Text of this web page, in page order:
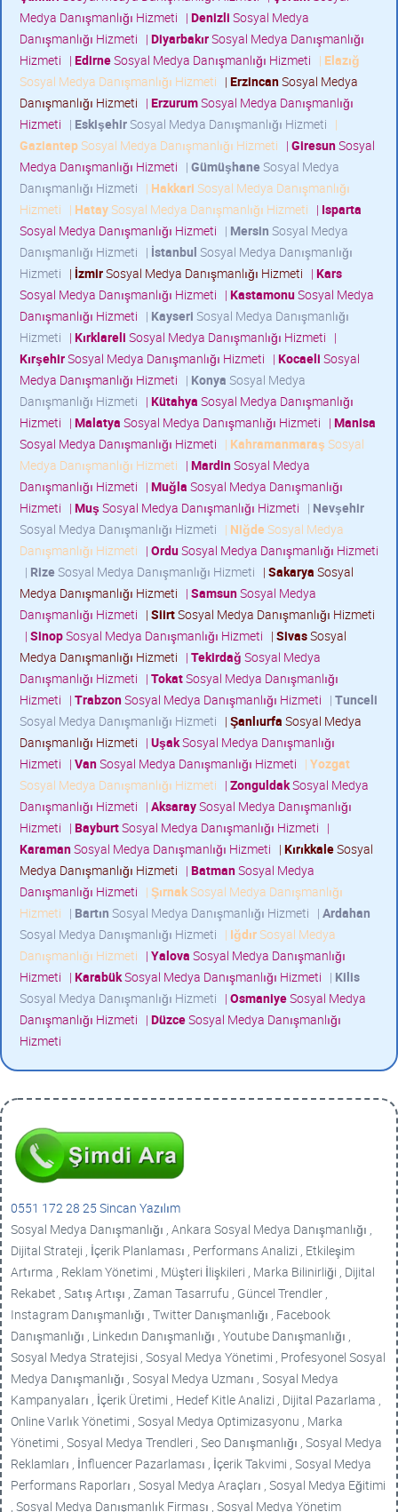
Medya Danışmanlığı Hizmeti | Denizli Sosyal Medya
Danışmanlığı Hizmeti | DiyarbakırSosyal Medya Danışmanlığı
Hizmeti | EdirneSosyal Medya Danışmanlığı Hizmeti | Elazığ
Sosyal Medya Danışmanlığı Hizmeti | ErzincanSosyal Medya
Danışmanlığı Hizmeti | ErzurumSosyal Medya Danışmanlığı
Hizmeti | EskişehirSosyal Medya Danışmanlığı Hizmeti |
GaziantepSosyal Medya Danışmanlığı Hizmeti | GiresunSosyal
Medya Danışmanlığı Hizmeti | Gümüşhane Sosyal Medya
Danışmanlığı Hizmeti | Hakkari Sosyal Medya Danışmanlığı
Hizmeti | HataySosyal Medya Danışmanlığı Hizmeti | Isparta
Sosyal Medya Danışmanlığı Hizmeti | Mersin Sosyal Medya
Danışmanlığı Hizmeti | İstanbul Sosyal Medya Danışmanlığı
Hizmeti | İzmirSosyal Medya Danışmanlığı Hizmeti | Kars
Sosyal Medya Danışmanlığı Hizmeti | KastamonuSosyal Medya
Danışmanlığı Hizmeti | Kayseri Sosyal Medya Danışmanlığı
Hizmeti | Kırklareli Sosyal Medya Danışmanlığı Hizmeti |
KırşehirSosyal Medya Danışmanlığı Hizmeti | Kocaeli Sosyal
Medya Danışmanlığı Hizmeti | Konya Sosyal Medya
Danışmanlığı Hizmeti | Kütahya Sosyal Medya Danışmanlığı
Hizmeti | Malatya Sosyal Medya Danışmanlığı Hizmeti | Manisa
Sosyal Medya Danışmanlığı Hizmeti | Kahramanmaraş Sosyal
Medya Danışmanlığı Hizmeti | MardinSosyal Medya
Danışmanlığı Hizmeti | Muğla Sosyal Medya Danışmanlığı
Hizmeti | MuşSosyal Medya Danışmanlığı Hizmeti | Nevşehir
Sosyal Medya Danışmanlığı Hizmeti | Niğde Sosyal Medya
Danışmanlığı Hizmeti | OrduSosyal Medya Danışmanlığı Hizmeti
| Rize Sosyal Medya Danışmanlığı Hizmeti | Sakarya Sosyal
Medya Danışmanlığı Hizmeti | SamsunSosyal Medya
Danışmanlığı Hizmeti | SiirtSosyal Medya Danışmanlığı Hizmeti
| SinopSosyal Medya Danışmanlığı Hizmeti | SivasSosyal
Medya Danışmanlığı Hizmeti | Tekirdağ Sosyal Medya
Danışmanlığı Hizmeti | TokatSosyal Medya Danışmanlığı
Hizmeti | TrabzonSosyal Medya Danışmanlığı Hizmeti | Tunceli
Sosyal Medya Danışmanlığı Hizmeti | Şanlıurfa Sosyal Medya
Danışmanlığı Hizmeti | UşakSosyal Medya Danışmanlığı
Hizmeti | VanSosyal Medya Danışmanlığı Hizmeti | Yozgat
Sosyal Medya Danışmanlığı Hizmeti | ZonguldakSosyal Medya
Danışmanlığı Hizmeti | AksaraySosyal Medya Danışmanlığı
Hizmeti | BayburtSosyal Medya Danışmanlığı Hizmeti |
KaramanSosyal Medya Danışmanlığı Hizmeti | KırıkkaleSosyal
Medya Danışmanlığı Hizmeti | BatmanSosyal Medya
Danışmanlığı Hizmeti | ŞırnakSosyal Medya Danışmanlığı
Hizmeti | Bartın Sosyal Medya Danışmanlığı Hizmeti | Ardahan
Sosyal Medya Danışmanlığı Hizmeti | IğdırSosyal Medya
Danışmanlığı Hizmeti | Yalova Sosyal Medya Danışmanlığı
Hizmeti | KarabükSosyal Medya Danışmanlığı Hizmeti | Kilis
Sosyal Medya Danışmanlığı Hizmeti | OsmaniyeSosyal Medya
Danışmanlığı Hizmeti | DüzceSosyal Medya Danışmanlığı
Hizmeti
0551 172 28 25 Sincan Yazılım
Sosyal Medya Danışmanlığı , Ankara Sosyal Medya Danışmanlığı ,
Dijital Strateji , İçerik Planlaması , Performans Analizi , Etkileşim
Artırma , Reklam Yönetimi , Müşteri İlişkileri , Marka Bilinirliği , Dijital
Rekabet , Satış Artışı , Zaman Tasarrufu , Güncel Trendler ,
Instagram Danışmanlığı , Twitter Danışmanlığı , Facebook
Danışmanlığı , Linkedın Danışmanlığı , Youtube Danışmanlığı ,
Sosyal Medya Stratejisi , Sosyal Medya Yönetimi , Profesyonel Sosyal
Medya Danışmanlığı , Sosyal Medya Uzmanı , Sosyal Medya
Kampanyaları , İçerik Üretimi , Hedef Kitle Analizi , Dijital Pazarlama ,
Online Varlık Yönetimi , Sosyal Medya Optimizasyonu , Marka
Yönetimi , Sosyal Medya Trendleri , Seo Danışmanlığı , Sosyal Medya
Reklamları , İnfluencer Pazarlaması , İçerik Takvimi , Sosyal Medya
Performans Raporları , Sosyal Medya Araçları , Sosyal Medya Eğitimi
, Sosyal Medya Danışmanlık Firması , Sosyal Medya Yönetim